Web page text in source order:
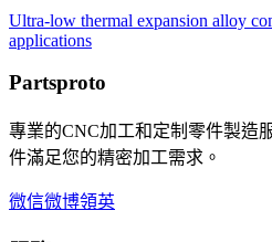
Ultra-low thermal expansion alloy
applications
Partsproto
專業的CNC加工和定制零件製造
件滿足您的精密加工需求。
微信微博領英